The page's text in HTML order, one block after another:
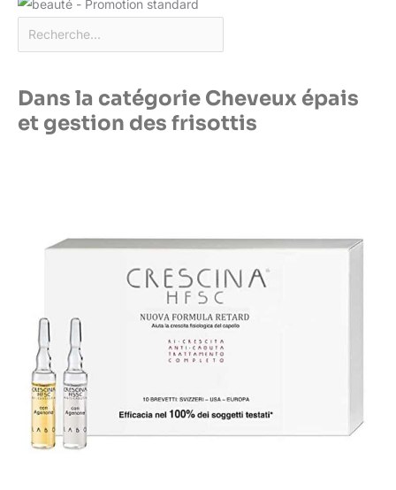
Dans la catégorie Cheveux épais
et gestion des frisottis